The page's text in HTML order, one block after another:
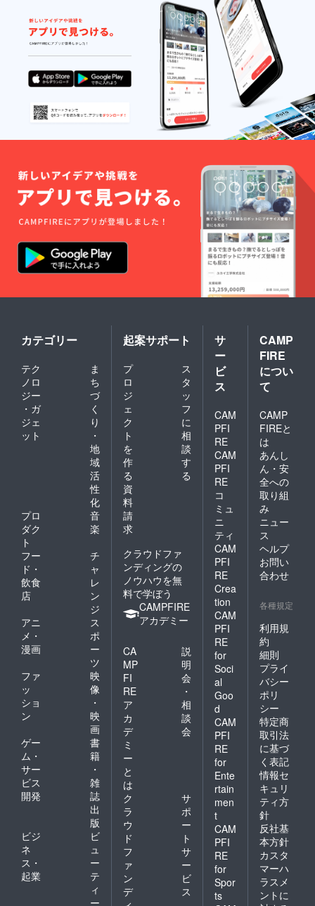
カテゴリー
テク
ノロ
ジー
・ガ
ジェ
ット
ま
ち
づ
く
り
・
地
域
活
性
化
プロ
ダク
ト
音
楽
フー
ド・
飲食
店
チ
ャ
レ
ン
ジ
アニ
メ・
漫画
ス
ポ
ー
ツ
ファ
ッ
ショ
ン
映
像
・
映
画
ゲー
ム・
サー
ビス
開発
書
籍
・
雑
誌
出
版
ビジ
ネ
ス・
起業
ビ
ュ
ー
テ
ィ
ー
起案サポート
プ
ロ
ジ
ェ
ク
ト
を
作
る
ス
タ
ッ
フ
に
相
談
す
る
資
料
請
求
クラウドファ
ンディングの
ノウハウを無
料で学ぼう
CAMPFIRE
アカデミー
CA
MP
FI
RE
ア
カ
デ
ミ
ー
と
は
説
明
会
・
相
談
会
ク
ラ
ウ
ド
フ
ァ
ン
デ
サ
ポ
ー
ト
サ
ー
ビ
ス
サ
ー
ビ
ス
CAM
PFI
RE
CAM
PFI
RE
コ
ミュ
ニ
ティ
CAM
PFI
RE
Crea
tion
CAM
PFI
RE
for
Soci
al
Goo
d
CAM
PFI
RE
for
Ente
rtain
men
t
CAM
PFI
RE
for
Spor
ts
CAMP
FIRE
につい
て
CAMP
FIREと
は
あんし
ん・安
全への
取り組
み
ニュー
ス
ヘルプ
お問い
合わせ
各種規定
利用規
約
細則
プライ
バシー
ポリ
シー
特定商
取引法
に基づ
く表記
情報セ
キュリ
ティ方
針
反社基
本方針
カスタ
マーハ
ラスメ
ントに